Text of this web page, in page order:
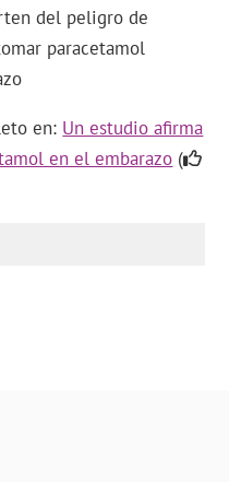
del peligro de
paracetamol
en: Un estudio afirma
en el embarazo (